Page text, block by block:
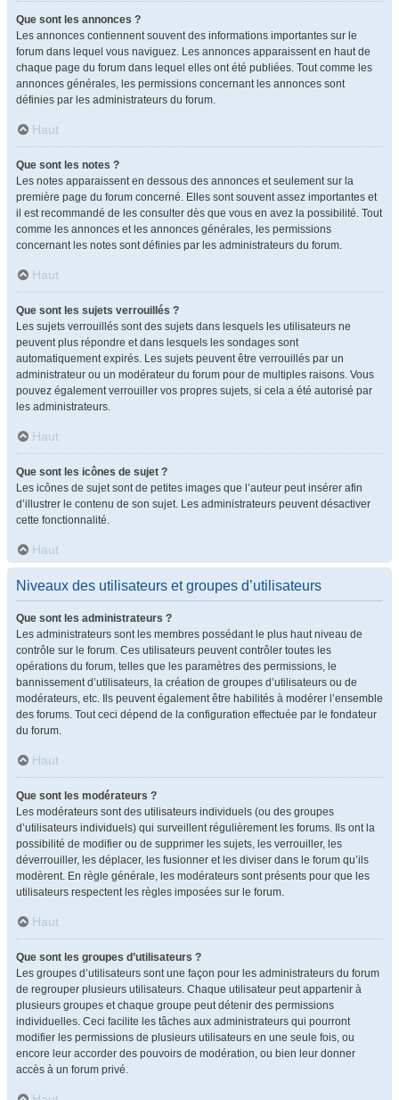
Que sont les annonces ?
Les annonces contiennent souvent des informations importantes sur le
forum dans lequel vous naviguez. Les annonces apparaissent en haut de
chaque page du forum dans lequel elles ont été publiées. Tout comme les
annonces générales, les permissions concernant les annonces sont
définies par les administrateurs du forum.
Haut
Que sont les notes ?
Les notes apparaissent en dessous des annonces et seulement sur la
première page du forum concerné. Elles sont souvent assez importantes et
il est recommandé de les consulter dès que vous en avez la possibilité. Tout
comme les annonces et les annonces générales, les permissions
concernant les notes sont définies par les administrateurs du forum.
Haut
Que sont les sujets verrouillés ?
Les sujets verrouillés sont des sujets dans lesquels les utilisateurs ne
peuvent plus répondre et dans lesquels les sondages sont
automatiquement expirés. Les sujets peuvent être verrouillés par un
administrateur ou un modérateur du forum pour de multiples raisons. Vous
pouvez également verrouiller vos propres sujets, si cela a été autorisé par
les administrateurs.
Haut
Que sont les icônes de sujet ?
Les icônes de sujet sont de petites images que l’auteur peut insérer afin
d’illustrer le contenu de son sujet. Les administrateurs peuvent désactiver
cette fonctionnalité.
Haut
Niveaux des utilisateurs et groupes d’utilisateurs
Que sont les administrateurs ?
Les administrateurs sont les membres possédant le plus haut niveau de
contrôle sur le forum. Ces utilisateurs peuvent contrôler toutes les
opérations du forum, telles que les paramètres des permissions, le
bannissement d’utilisateurs, la création de groupes d’utilisateurs ou de
modérateurs, etc. Ils peuvent également être habilités à modérer l’ensemble
des forums. Tout ceci dépend de la configuration effectuée par le fondateur
du forum.
Haut
Que sont les modérateurs ?
Les modérateurs sont des utilisateurs individuels (ou des groupes
d’utilisateurs individuels) qui surveillent régulièrement les forums. Ils ont la
possibilité de modifier ou de supprimer les sujets, les verrouiller, les
déverrouiller, les déplacer, les fusionner et les diviser dans le forum qu’ils
modèrent. En règle générale, les modérateurs sont présents pour que les
utilisateurs respectent les règles imposées sur le forum.
Haut
Que sont les groupes d’utilisateurs ?
Les groupes d’utilisateurs sont une façon pour les administrateurs du forum
de regrouper plusieurs utilisateurs. Chaque utilisateur peut appartenir à
plusieurs groupes et chaque groupe peut détenir des permissions
individuelles. Ceci facilite les tâches aux administrateurs qui pourront
modifier les permissions de plusieurs utilisateurs en une seule fois, ou
encore leur accorder des pouvoirs de modération, ou bien leur donner
accès à un forum privé.